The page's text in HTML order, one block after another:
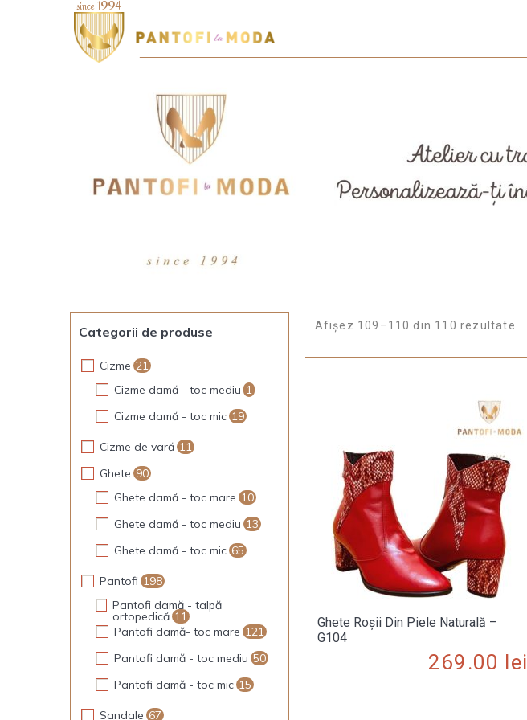
Categorii de produse
Cizme 21
Cizme damă - toc mediu 1
Cizme damă - toc mic 19
Cizme de vară 11
Ghete 90
Ghete damă - toc mare 10
Ghete damă - toc mediu 13
Ghete damă - toc mic 65
Pantofi 198
Pantofi damă - talpă
ortopedică 11
Pantofi damă- toc mare 121
Pantofi damă - toc mediu 50
Pantofi damă - toc mic 15
Sandale 67
Afișez 109–110 din 110 rezultate
Ghete Roșii Din Piele Naturală –
G104
269.00 lei